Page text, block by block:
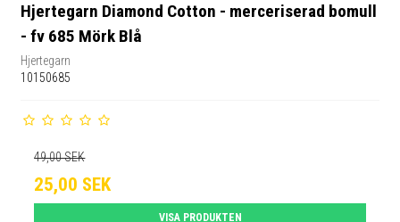
Hjertegarn Diamond Cotton - merceriserad bomull
- fv 685 Mörk Blå
Hjertegarn
10150685
49,00 SEK
25,00 SEK
VISA PRODUKTEN